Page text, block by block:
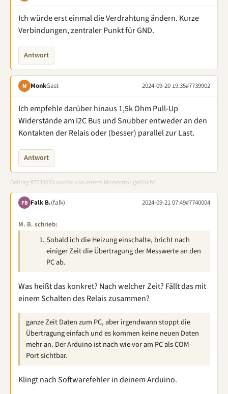
Ich würde erst einmal die Verdrahtung ändern. Kurze
Verbindungen, zentraler Punkt für GND.
Antwort
M MonkGast 2024-09-20 19:35#7739902
Ich empfehle darüber hinaus 1,5k Ohm Pull-Up
Widerstände am I2C Bus und Snubber entweder an den
Kontakten der Relais oder (besser) parallel zur Last.
Antwort
Beitrag #7739959 wurde von einem Moderator gelöscht.
FB Falk B.(falk) 2024-09-21 07:49#7740004
M. B. schrieb:
Sobald ich die Heizung einschalte, bricht nach
einiger Zeit die Übertragung der Messwerte an den
PC ab.
Was heißt das konkret? Nach welcher Zeit? Fällt das mit
einem Schalten des Relais zusammen?
ganze Zeit Daten zum PC, aber irgendwann stoppt die
Übertragung einfach und es kommen keine neuen Daten
mehr an. Der Arduino ist nach wie vor am PC als COM-
Port sichtbar.
Klingt nach Softwarefehler in deinem Arduino.